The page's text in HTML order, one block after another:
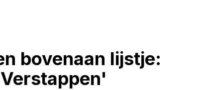
bovenaan lijstje: